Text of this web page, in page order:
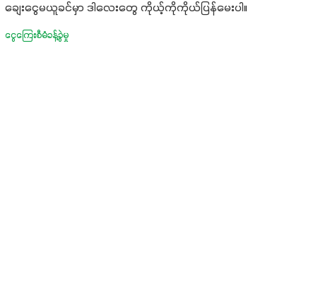
ချေးငွေမယူခင်မှာ ဒါလေးတွေ ကိုယ့်ကိုကိုယ်ပြန်မေးပါ။
ငွေကြေးစီမံခန့်ခွဲမှု